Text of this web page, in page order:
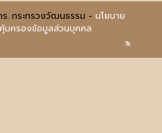
. กระทรวงวัฒนธรรม - นโยบาย
มครองข้อมูลส่วนบุคคล